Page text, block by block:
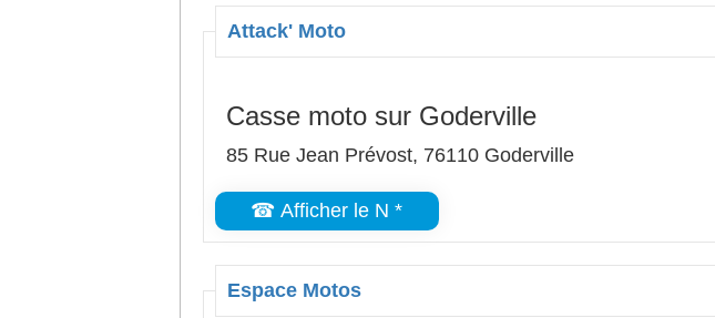
Attack' Moto
Casse moto sur Goderville
85 Rue Jean Prévost, 76110 Goderville
☎ Afficher le N *
Espace Motos